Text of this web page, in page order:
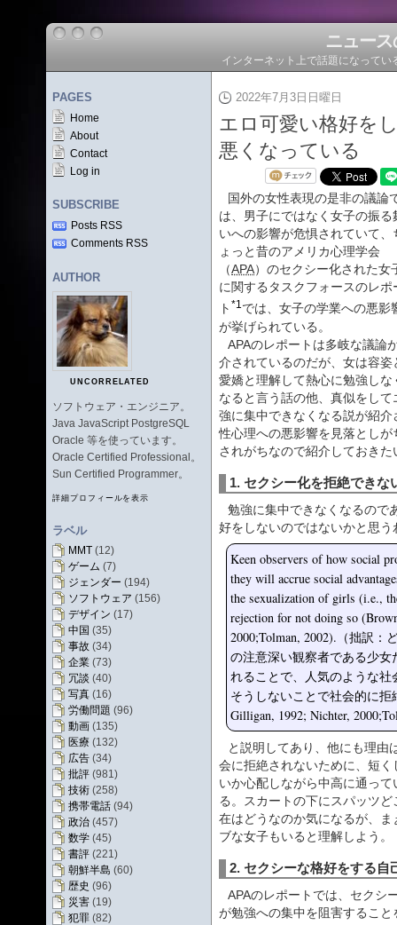
ニュー
インターネット上で話題になって
PAGES
Home
About
Contact
Log in
SUBSCRIBE
Posts RSS
Comments RSS
AUTHOR
UNCORRELATED
ソフトウェア・エンジニア。
Java JavaScript PostgreSQL
Oracle 等を使っています。
Oracle Certified Professional。
Sun Certified Programmer。
詳細プロフィールを表示
ラベル
MMT (12)
ゲーム (7)
ジェンダー (194)
ソフトウェア (156)
デザイン (17)
中国 (35)
事故 (34)
企業 (73)
冗談 (40)
写真 (16)
労働問題 (96)
動画 (135)
医療 (132)
広告 (34)
批評 (981)
技術 (258)
携帯電話 (94)
政治 (457)
数学 (45)
書評 (221)
朝鮮半島 (60)
歴史 (96)
災害 (19)
犯罪 (82)
2022年7月3日日曜日
エロ可愛い格好を
悪くなっている
国外の女性表現の是非の議論
は、男子にではなく女子の振る
いへの影響が危惧されていて、
ょっと昔のアメリカ心理学会
（APA）のセクシー化された女
に関するタスクフォースのレポ
ト *1では、女子の学業への悪影
が挙げられている。
APAのレポートは多岐な議論
介されているのだが、女は容姿
愛嬌と理解して熱心に勉強しな
なると言う話の他、真似をし
強に集中できなくなる説が紹
性心理への悪影響を見落とし
されがちなので紹介しておきた
1. セクシー化を拒絶できな
勉強に集中できなくなるので
好をしないのではないかと思
Keen observers of how social
they will accrue social
the sexualization of girls (i.e.,
rejection for not doing so
2000;Tolman, 2002).（拙訳
の注意深い観察者である少
れることで、人気のような
そうしないことで社会的に
Gilligan, 1992; Nichter,
と説明してあり、他にも理由
会に拒絶されないために、短
いか心配しながら中高に通っ
る。スカートの下にスパッツ
在はどうなのか気になるが、
ブな女子もいると理解しよう。
2. セクシーな格好をする自
APAのレポートでは、セクシ
が勉強への集中を阻害するこ